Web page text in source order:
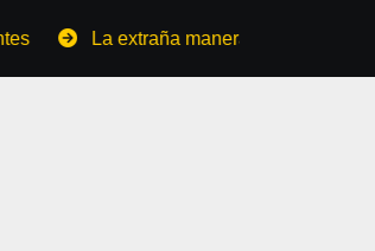
La extraña manera de convertirse en familia